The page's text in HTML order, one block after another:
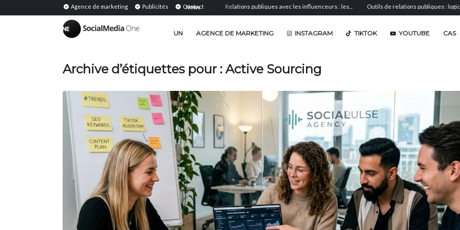
Agence de marketing Publicités Contact
News|
Shared Media : Définition, signification et stratégie... Relations publiques avec les influenceurs : les... Outils de relations publiques : logiciels de...
UN AGENCE DE MARKETING INSTAGRAM TIKTOK YOUTUBE CAS
Archive d’étiquettes pour : Active Sourcing